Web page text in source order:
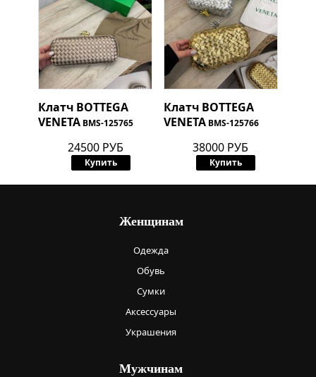
Клатч BOTTEGA
VENETA BMS-125765
24500 РУБ
Купить
Клатч BOTTEGA
VENETA BMS-125766
38000 РУБ
Купить
Женщинам
Одежда
Обувь
Сумки
Аксессуары
Украшения
Мужчинам